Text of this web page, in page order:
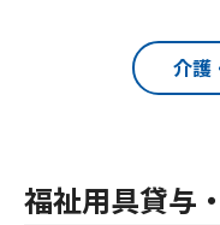
介護
福祉用具貸与